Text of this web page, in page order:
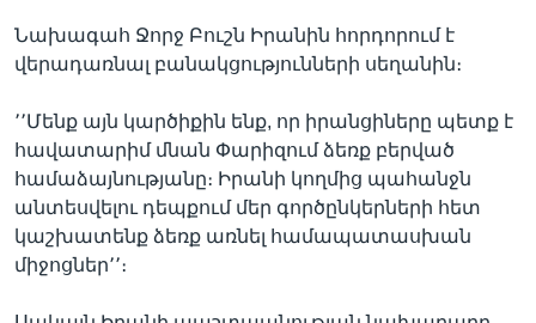
Նախագահ Ջորջ Բուշն Իրանին հորդորում է
վերադառնալ բանակցությունների սեղանին։
՚՚Մենք այն կարծիքին ենք, որ իրանցիները պետք է
հավատարիմ մնան Փարիզում ձեռք բերված
համաձայնությանը։ Իրանի կողմից պահանջն
անտեսվելու դեպքում մեր գործընկերների հետ
կաշխատենք ձեռք առնել համապատասխան
միջոցներ՚՚։